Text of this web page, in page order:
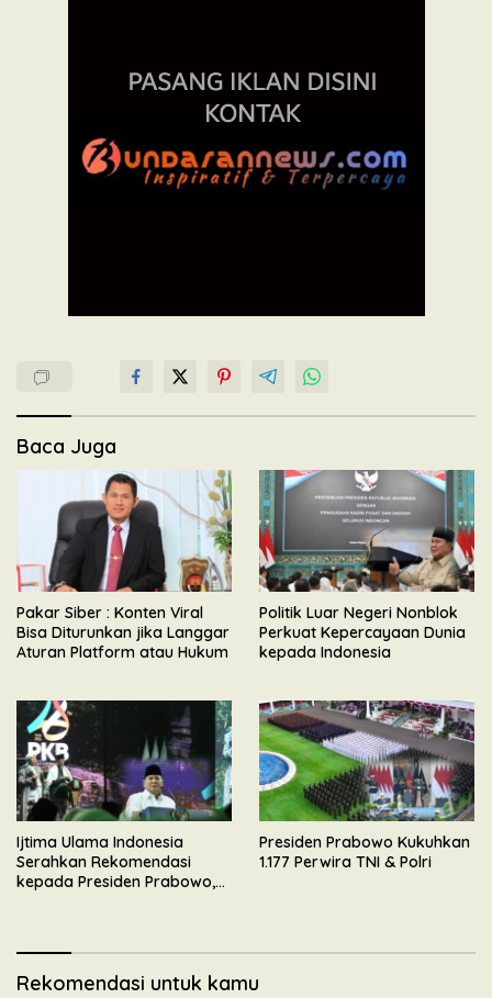
Baca Juga
Pakar Siber : Konten Viral
Bisa Diturunkan jika Langgar
Aturan Platform atau Hukum
Politik Luar Negeri Nonblok
Perkuat Kepercayaan Dunia
kepada Indonesia
Ijtima Ulama Indonesia
Serahkan Rekomendasi
kepada Presiden Prabowo,
Presiden Prabowo Kukuhkan
1.177 Perwira TNI & Polri
Rekomendasi untuk kamu